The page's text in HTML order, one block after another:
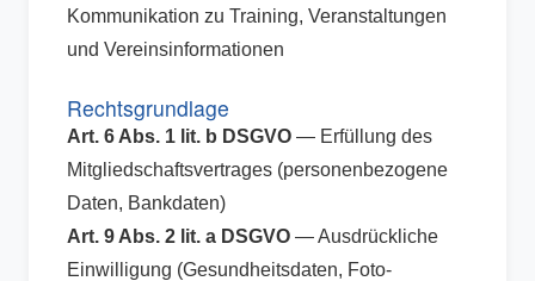
Kommunikation zu Training, Veranstaltungen
und Vereinsinformationen
Rechtsgrundlage
Art. 6 Abs. 1 lit. b DSGVO — Erfüllung des
Mitgliedschaftsvertrages (personenbezogene
Daten, Bankdaten)
Art. 9 Abs. 2 lit. a DSGVO — Ausdrückliche
Einwilligung (Gesundheitsdaten, Foto-